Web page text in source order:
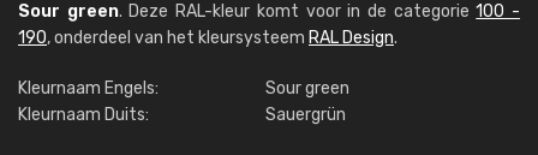
Sour green. Deze RAL-kleur komt voor in de categorie100 -
190, onderdeel van het kleursysteem RAL Design.
Kleurnaam Engels:
Sour green
Kleurnaam Duits:
Sauergrün